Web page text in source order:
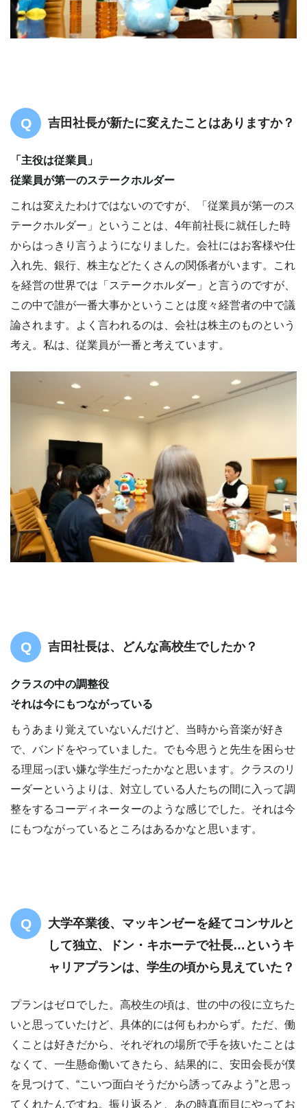
吉田社長が新たに変えたことはありますか？
「主役は従業員」
従業員が第一のステークホルダー
これは変えたわけではないのですが、「従業員が第一のス
テークホルダー」ということは、4年前社長に就任した時
からはっきり言うようになりました。会社にはお客様や仕
入れ先、銀行、株主などたくさんの関係者がいます。これ
を経営の世界では「ステークホルダー」と言うのですが、
この中で誰が一番大事かということは度々経営者の中で議
論されます。よく言われるのは、会社は株主のものという
考え。私は、従業員が一番と考えています。
吉田社長は、どんな高校生でしたか？
クラスの中の調整役
それは今にもつながっている
もうあまり覚えていないんだけど、当時から音楽が好き
で、バンドをやっていました。でも今思うと先生を困らせ
る理屈っぽい嫌な学生だったかなと思います。クラスのリ
ーダーというよりは、対立している人たちの間に入って調
整をするコーディネーターのような感じでした。それは今
にもつながっているところはあるかなと思います。
大学卒業後、マッキンゼーを経てコンサルと
して独立、ドン・キホーテで社長…というキ
ャリアプランは、学生の頃から見えていた？
プランはゼロでした。高校生の頃は、世の中の役に立ちた
いと思っていたけど、具体的には何もわからず。ただ、働
くことは好きだから、それぞれの場所で手を抜いたことは
なくて、一生懸命働いてきたら、結果的に、安田会長が僕
を見つけて、“こいつ面白そうだから誘ってみよう”と思っ
てくれたんですね。振り返ると、あの時真面目にやってお